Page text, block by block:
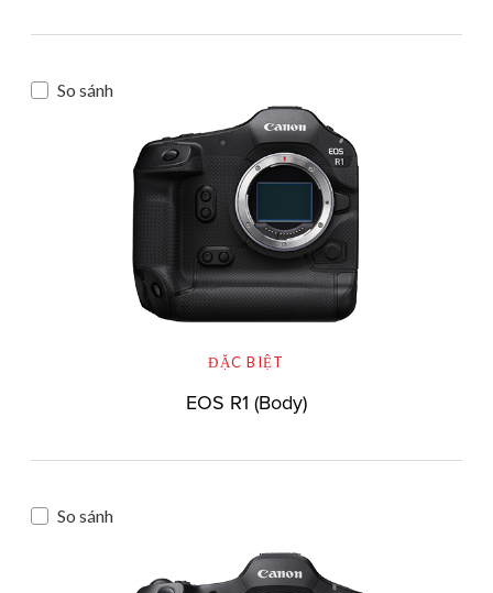
So sánh
ĐẶC BIỆT
EOS R1 (Body)
So sánh